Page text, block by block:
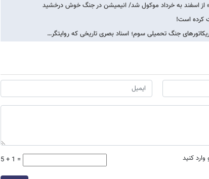
از اسفند به خرداد موکول شد/ انیمیشن در جنگ خوش درخشید
کرده است!
جنگ تحمیلی سوم؛ اسناد بصری تاریخی که روایتگر…
کنید 5 + 1 =